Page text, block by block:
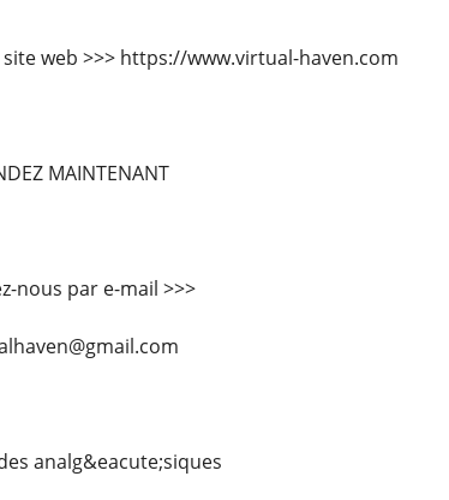
site web >>> https://www.virtual-haven.com
MAINTENANT
nous par e-mail >>>
analg&eacute;siques